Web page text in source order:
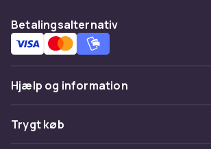
Betalingsalternativ
Hjælp og information
Ofte stillede spørgsmål
Trygt køb